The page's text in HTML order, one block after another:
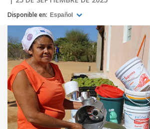
Disponible en: Español